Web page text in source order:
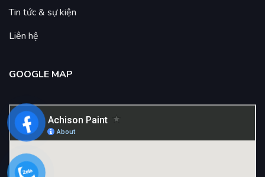
Tin tức & sự kiện
Liên hệ
GOOGLE MAP